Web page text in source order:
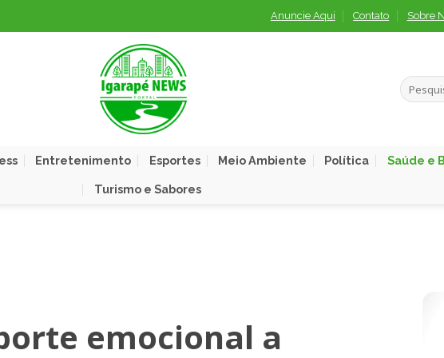
Anuncie Aqui Contato Sobre
Entretenimento Esportes Meio Ambiente Política Saúde e
Turismo e Sabores
emocional a